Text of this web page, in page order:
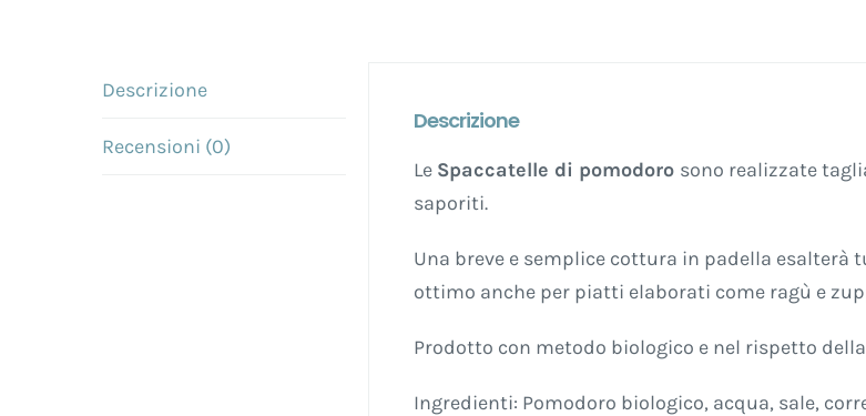
Descrizione
Recensioni (0)
Descrizione
Le Spaccatelle di pomodoro sono realizzate
saporiti.
Una breve e semplice cottura in padella
ottimo anche per piatti elaborati come ragù e
Prodotto con metodo biologico e nel rispetto
Ingredienti: Pomodoro biologico, acqua, sale,